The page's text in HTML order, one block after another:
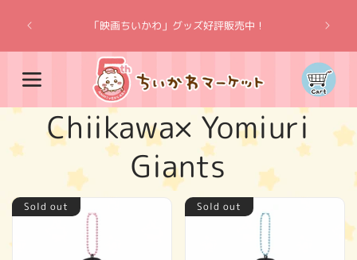
content
「映画ちいかわ」グッズ好評販売中！
Cart
C
l
Chiikawa× Yomiuri
Giants
Sold out Sold out